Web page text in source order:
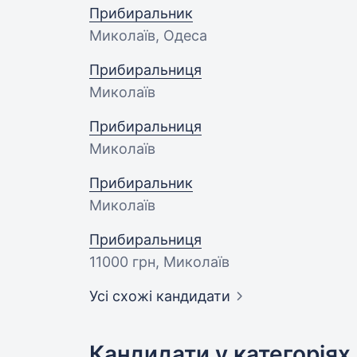
Прибиральник
Миколаїв, Одеса
Прибиральниця
Миколаїв
Прибиральниця
Миколаїв
Прибиральник
Миколаїв
Прибиральниця
11000 грн, Миколаїв
Усі схожі кандидати